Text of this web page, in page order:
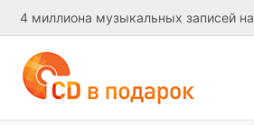
4 миллиона музыкальных записей